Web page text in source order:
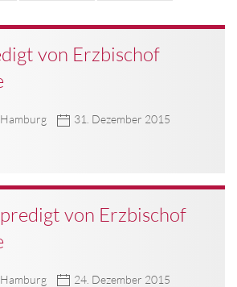
von Erzbischof
31. Dezember 2015
von Erzbischof
24. Dezember 2015